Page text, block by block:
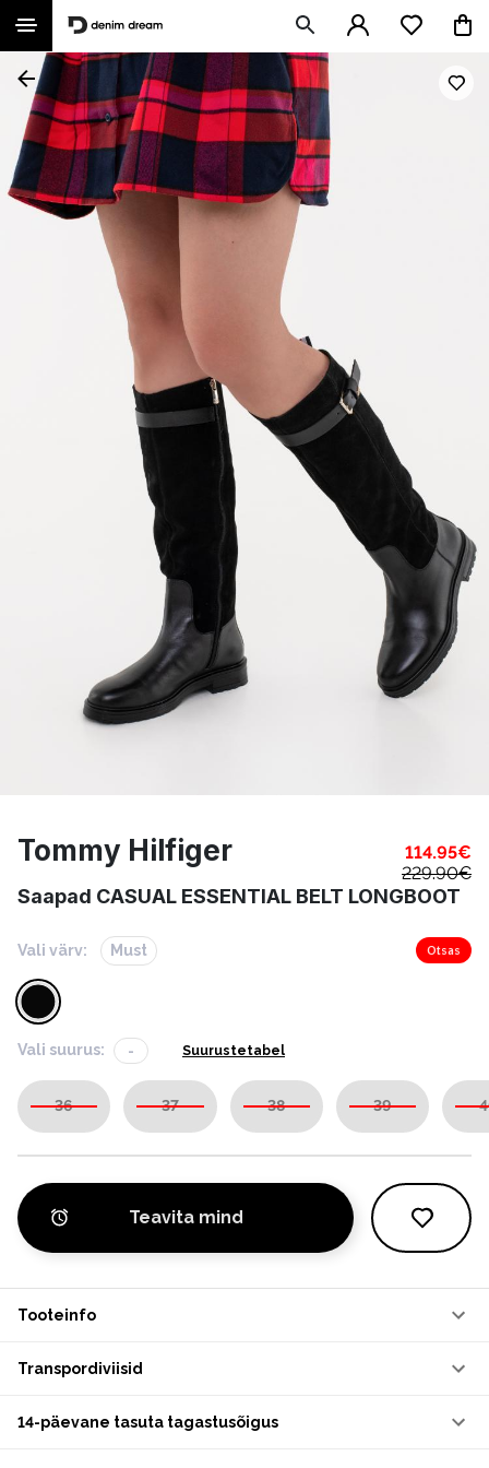
Tommy Hilfiger 114.95€
229.90€
Saapad CASUAL ESSENTIAL BELT LONGBOOT
Vali värv: Must Otsas
Vali suurus: - Suurustetabel
36 37 38 39
Teavita mind
Tooteinfo
Transpordiviisid
14-päevane tasuta tagastusõigus